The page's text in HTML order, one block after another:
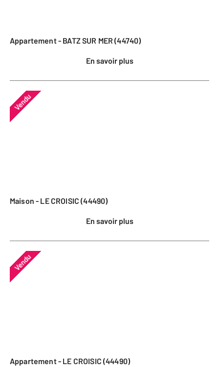
Appartement - BATZ SUR MER (44740)
En savoir plus
Vendu
Maison - LE CROISIC (44490)
En savoir plus
Vendu
Appartement - LE CROISIC (44490)